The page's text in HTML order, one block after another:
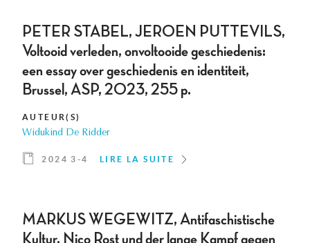
PETER STABEL, JEROEN PUTTEVILS,
Voltooid verleden, onvoltooide geschiedenis:
een essay over geschiedenis en identiteit,
Brussel, ASP, 2023, 255 p.
AUTEUR(S)
Widukind De Ridder
2024 3-4 LIRE LA SUITE
MARKUS WEGEWITZ, Antifaschistische
Kultur, Nico Rost und der lange Kampf gegen